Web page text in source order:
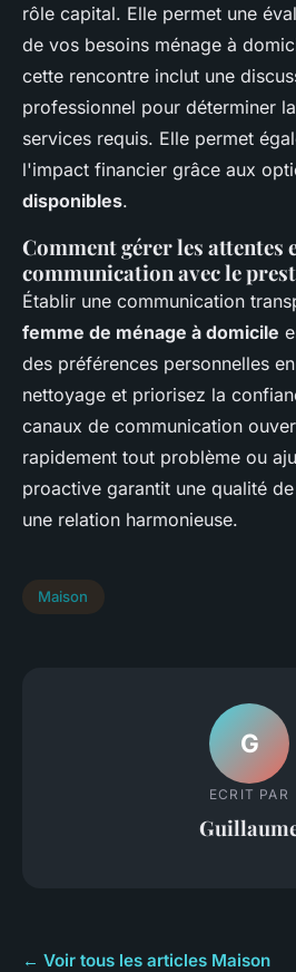
rôle capital. Elle permet une
de vos besoins ménage à
cette rencontre inclut une
professionnel pour déterminer
services requis. Elle permet
l'impact financier grâce aux
disponibles.
Comment gérer les attentes
communication avec le
Établir une communication
femme de ménage à domicile
des préférences personnelles
nettoyage et priorisez la
canaux de communication
rapidement tout problème ou
proactive garantit une qualité
une relation harmonieuse.
Maison
G
ECRIT PAR
← Voir tous les articles Maison